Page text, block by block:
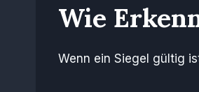
Wie
Wenn ein Siegel gültig